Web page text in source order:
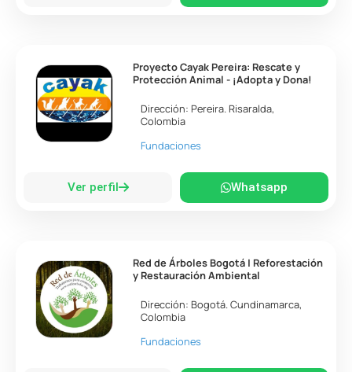
Proyecto Cayak Pereira: Rescate y
Protección Animal - ¡Adopta y Dona!
Dirección: Pereira. Risaralda,
Colombia
Fundaciones
Ver perfil Whatsapp
Red de Árboles Bogotá | Reforestación
y Restauración Ambiental
Dirección: Bogotá.Cundinamarca,
Colombia
Fundaciones